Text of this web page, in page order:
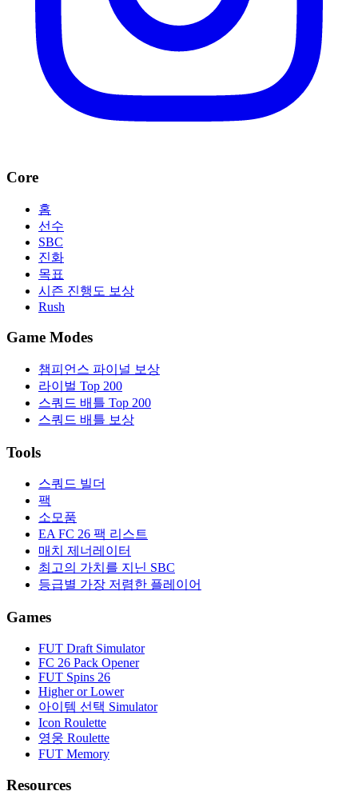
Core
홈
선수
SBC
진화
목표
시즌 진행도 보상
Rush
Game Modes
챔피언스 파이널 보상
라이벌 Top 200
스쿼드 배틀 Top 200
스쿼드 배틀 보상
Tools
스쿼드 빌더
팩
소모품
EA FC 26 팩 리스트
매치 제너레이터
최고의 가치를 지닌 SBC
등급별 가장 저렴한 플레이어
Games
FUT Draft Simulator
FC 26 Pack Opener
FUT Spins 26
Higher or Lower
아이템 선택 Simulator
Icon Roulette
영웅 Roulette
FUT Memory
Resources